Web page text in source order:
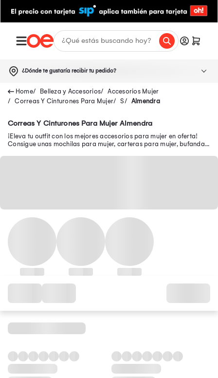
¿Dónde te gustaría recibir tu pedido?
Belleza y Accesorios
Accesorios Mujer
Correas Y Cinturones Para Mujer
S Almendra
Correas Y Cinturones Para Mujer Almendra
¡Eleva tu outfit con los mejores accesorios para mujer en oferta!
Consigue unas mochilas para mujer, carteras para mujer, bufandas